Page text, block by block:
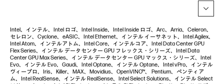
Intel、インテル、Intel ロゴ、Intel Inside、Intel Inside ロゴ、Arc、Arria、Celeron、
セレロン、Cyclone、eASIC、Intel Ethernet、インテル イーサネット、Intel Agilex、
Intel Atom、インテルアトム、Intel Core、インテルコア、Intel Data Center GPU
Flex Series、インテル データセンター GPU フレックス・シリーズ、Intel Data
Center GPU Max Series、インテル データセンター GPU マックス・シリーズ、Intel
Evo、インテル Evo、Gaudi、Intel Optane、インテル Optane、Intel vPro、インテル
ヴィープロ、Iris、Killer、MAX、Movidius、OpenVINO™、 Pentium、ペンティア
ム、Intel RealSense、インテル RealSense、Intel Select Solutions、インテル Select